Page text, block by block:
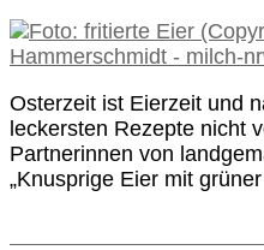
Osterzeit ist Eierzeit und
leckersten Rezepte nicht
Partnerinnen von
„Knusprige Eier mit